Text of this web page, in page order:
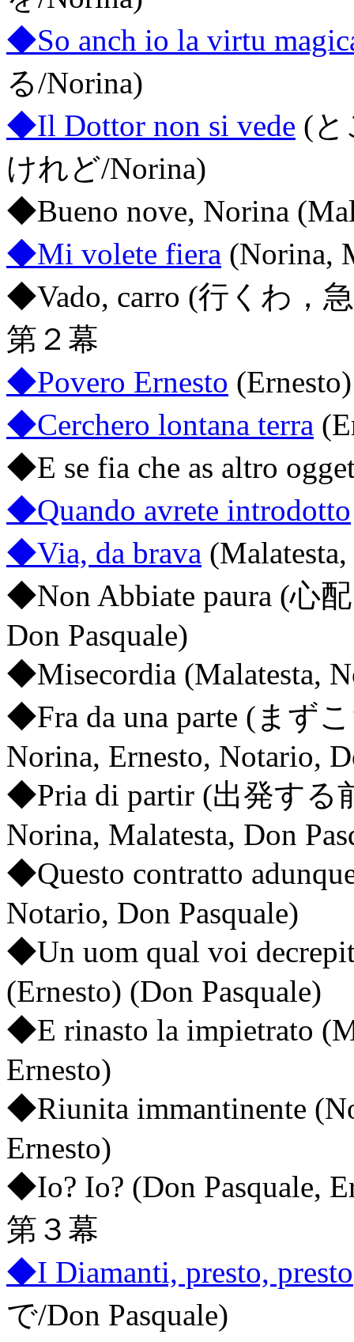
◆So anch io la virtu
る/Norina)
◆Il Dottor non si vede (と
けれど/Norina)
◆Bueno nove, Norina
◆Mi volete fiera (Norina,
◆Vado, carro (行くわ，
第２幕
◆Povero Ernesto (Ernesto)
◆Cerchero lontana terra
◆E se fia che as altro
◆Quando avrete introdotto
◆Via, da brava
◆Non Abbiate paura (心
Don Pasquale)
◆Misecordia (Malatesta,
◆Fra da una parte (まず
Norina, Ernesto, Notario,
◆Pria di partir (出発する
Norina, Malatesta, Don
◆Questo contratto
Notario, Don Pasquale)
◆Un uom qual voi
(Ernesto) (Don Pasquale)
◆E rinasto la impietrato
Ernesto)
◆Riunita immantinente
Ernesto)
◆Io? Io? (Don Pasquale,
第３幕
◆I Diamanti, presto, presto
で/Don Pasquale)